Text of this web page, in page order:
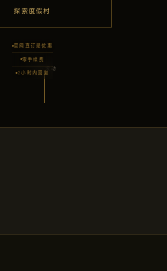
探索度假村
官网直订最优惠
零手续费
2小时内回复
向下滚动